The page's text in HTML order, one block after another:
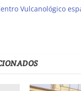
Vulcanológico